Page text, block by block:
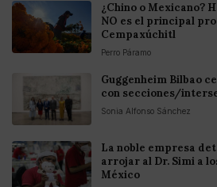
¿Chino o Mexicano?
NO es el principal
Cempaxúchitl
Perro Páramo
Guggenheim Bilbao
con secciones/
Sonia Alfonso Sánchez
La noble empresa
arrojar al Dr. Simi a
México